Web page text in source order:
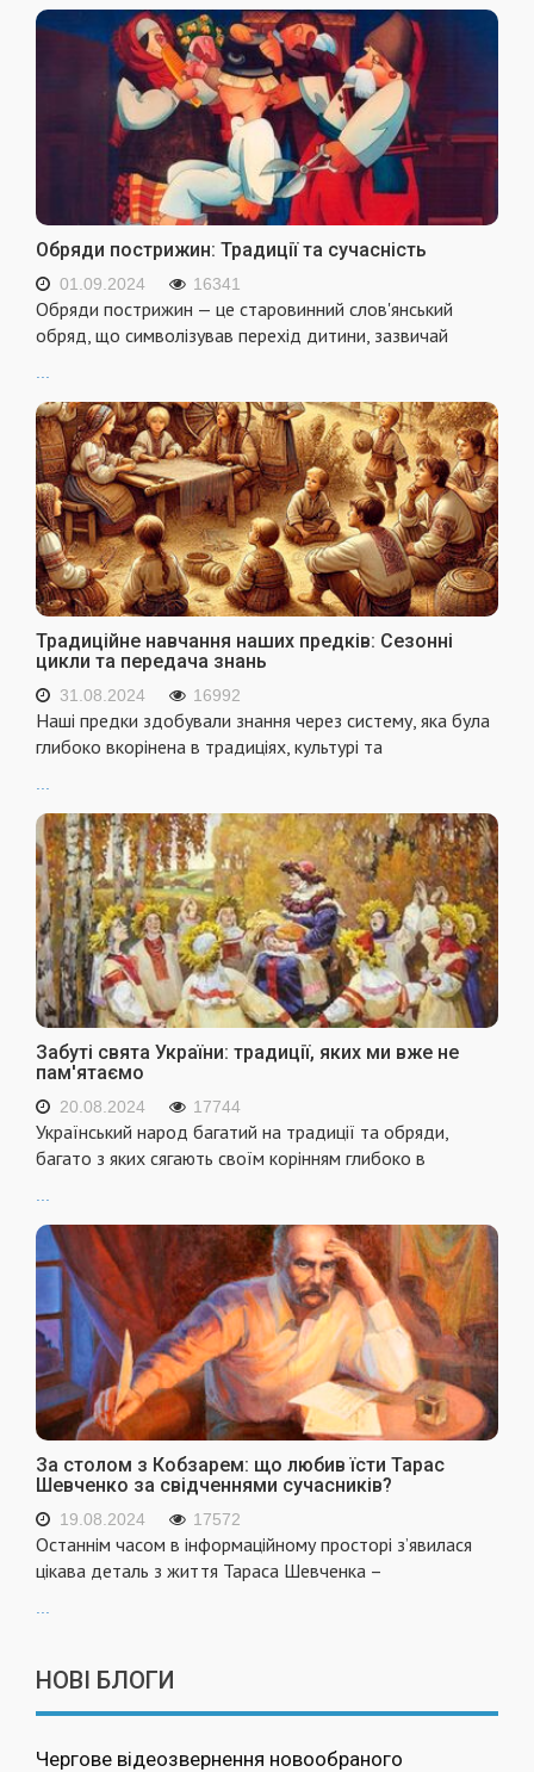
Обряди пострижин: Традиції та сучасність
01.09.2024 16341
Обряди пострижин — це старовинний слов'янський
обряд, що символізував перехід дитини, зазвичай
Традиційне навчання наших предків: Сезонні
цикли та передача знань
31.08.2024 16992
Наші предки здобували знання через систему, яка була
глибоко вкорінена в традиціях, культурі та
Забуті свята України: традиції, яких ми вже не
пам'ятаємо
20.08.2024 17744
Український народ багатий на традиції та обряди,
багато з яких сягають своїм корінням глибоко в
...
За столом з Кобзарем: що любив їсти Тарас
Шевченко за свідченнями сучасників?
19.08.2024 17572
Останнім часом в інформаційному просторі з’явилася
цікава деталь з життя Тараса Шевченка –
НОВІ БЛОГИ
Чергове відеозвернення новообраного